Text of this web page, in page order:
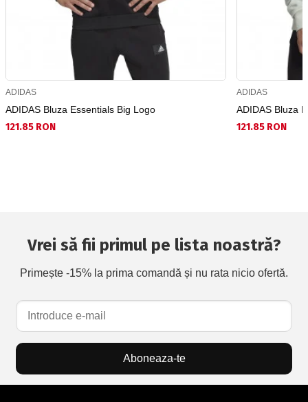
ADIDAS
ADIDAS Bluza Essentials Big Logo
121.85 RON
ADIDAS
ADIDAS Bluza
121.85 RON
Vrei să fii primul pe lista noastră?
Primește -15% la prima comandă și nu rata nicio ofertă.
Aboneaza-te